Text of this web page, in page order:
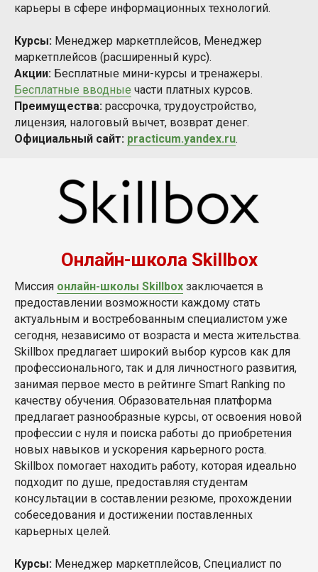
карьеры в сфере информационных технологий.
Курсы: Менеджер маркетплейсов, Менеджер
маркетплейсов (расширенный курс).
Акции: Бесплатные мини-курсы и тренажеры.
Бесплатные вводные части платных курсов.
Преимущества: рассрочка, трудоустройство,
лицензия, налоговый вычет, возврат денег.
Официальный сайт: practicum.yandex.ru.
Онлайн-школа Skillbox
Миссия онлайн-школы Skillbox заключается в
предоставлении возможности каждому стать
актуальным и востребованным специалистом уже
сегодня, независимо от возраста и места жительства.
Skillbox предлагает широкий выбор курсов как для
профессионального, так и для личностного развития,
занимая первое место в рейтинге Smart Ranking по
качеству обучения. Образовательная платформа
предлагает разнообразные курсы, от освоения новой
профессии с нуля и поиска работы до приобретения
новых навыков и ускорения карьерного роста.
Skillbox помогает находить работу, которая идеально
подходит по душе, предоставляя студентам
консультации в составлении резюме, прохождении
собеседования и достижении поставленных
карьерных целей.
Курсы: Менеджер маркетплейсов, Специалист по